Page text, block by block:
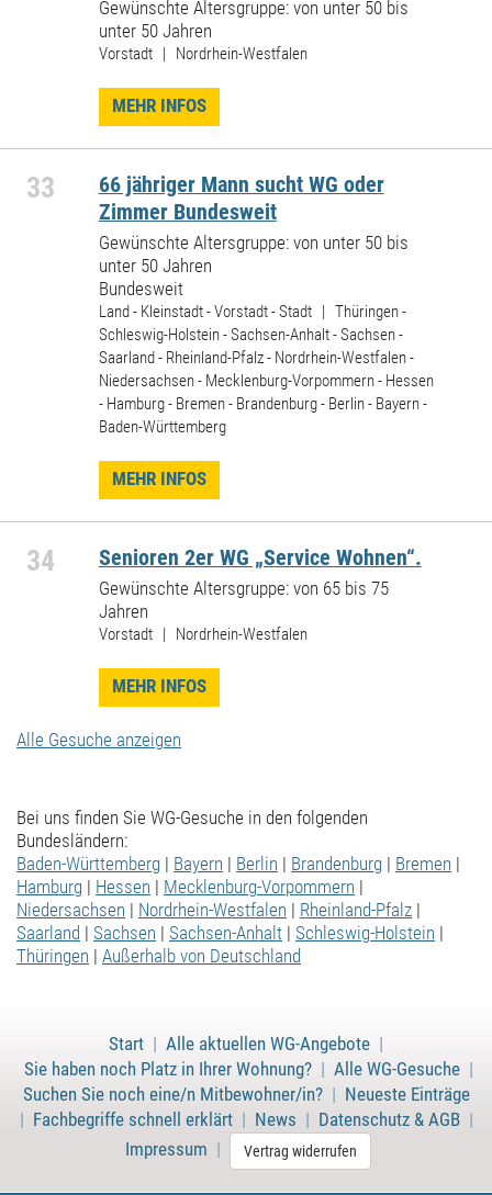
Gewünschte Altersgruppe: von unter 50 bis
unter 50 Jahren
Vorstadt | Nordrhein-Westfalen
MEHR INFOS
33
66 jähriger Mann sucht WG oder
Zimmer Bundesweit
Gewünschte Altersgruppe: von unter 50 bis
unter 50 Jahren
Bundesweit
Land - Kleinstadt - Vorstadt - Stadt | Thüringen -
Schleswig-Holstein - Sachsen-Anhalt - Sachsen -
Saarland - Rheinland-Pfalz - Nordrhein-Westfalen -
Niedersachsen - Mecklenburg-Vorpommern - Hessen
- Hamburg - Bremen - Brandenburg - Berlin - Bayern -
Baden-Württemberg
MEHR INFOS
34 Senioren 2er WG „Service Wohnen“.
Gewünschte Altersgruppe: von 65 bis 75
Jahren
Vorstadt | Nordrhein-Westfalen
MEHR INFOS
Alle Gesuche anzeigen
Bei uns finden Sie WG-Gesuche in den folgenden
Bundesländern:
Baden-Württemberg | Bayern | Berlin | Brandenburg | Bremen |
Hamburg | Hessen | Mecklenburg-Vorpommern |
Niedersachsen | Nordrhein-Westfalen | Rheinland-Pfalz |
Saarland | Sachsen | Sachsen-Anhalt | Schleswig-Holstein |
Thüringen | Außerhalb von Deutschland
Start | Alle aktuellen WG-Angebote |
Sie haben noch Platz in Ihrer Wohnung?| Alle WG-Gesuche|
Suchen Sie noch eine/n Mitbewohner/in?| Neueste Einträge
| Fachbegriffe schnell erklärt| News | Datenschutz & AGB|
Impressum
Vertrag widerrufen